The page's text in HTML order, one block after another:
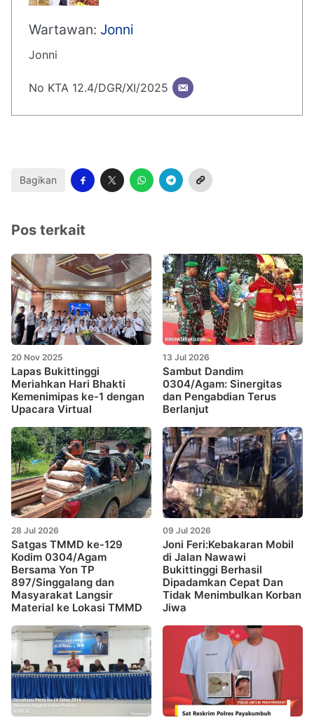
Wartawan: Jonni
Jonni
No KTA 12.4/DGR/XI/2025
Bagikan
Pos terkait
20 Nov 2025
Lapas Bukittinggi
Meriahkan Hari Bhakti
Kemenimipas ke-1 dengan
Upacara Virtual
13 Jul 2026
Sambut Dandim
0304/Agam: Sinergitas
dan Pengabdian Terus
Berlanjut
28 Jul 2026
Satgas TMMD ke-129
Kodim 0304/Agam
Bersama Yon TP
897/Singgalang dan
Masyarakat Langsir
Material ke Lokasi TMMD
09 Jul 2026
Joni Feri:Kebakaran Mobil
di Jalan Nawawi
Bukittinggi Berhasil
Dipadamkan Cepat Dan
Tidak Menimbulkan Korban
Jiwa